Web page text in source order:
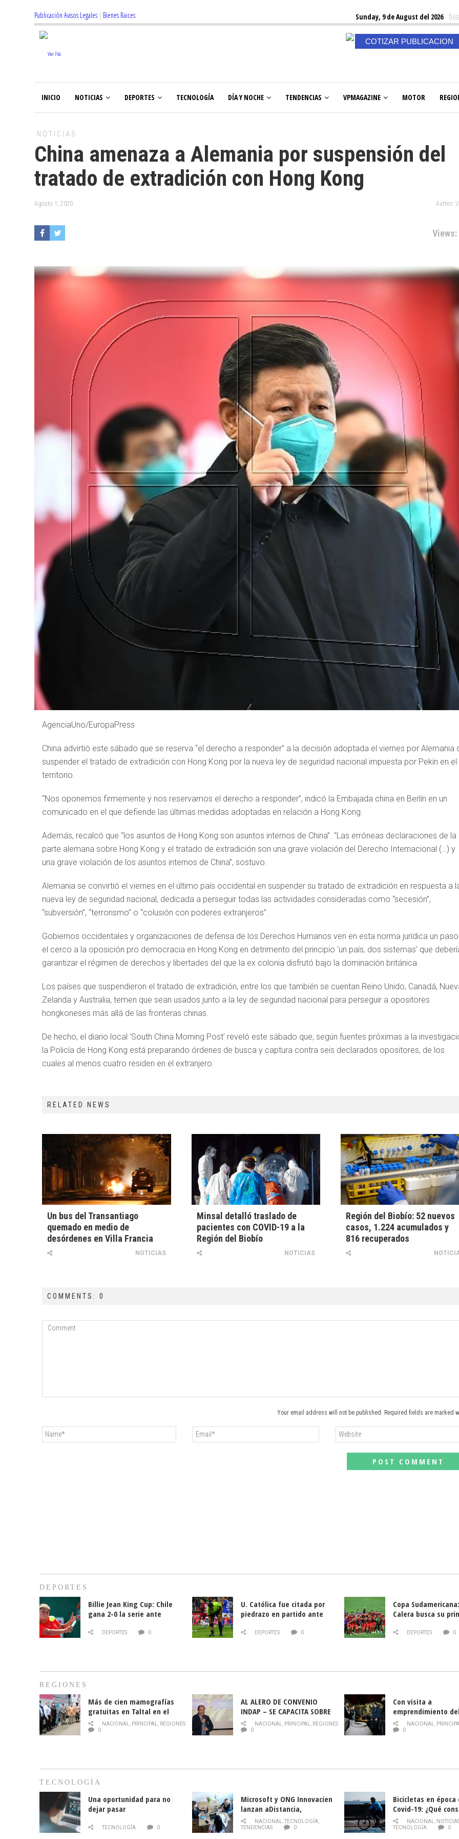
Publicación Avisos Legales | Bienes Raices Sunday, 9 de August del 2026
COTIZAR PUBLICACION
INICIO NOTICIAS DEPORTES TECNOLOGÍA DÍA Y NOCHE TENDENCIAS VPMAGAZINE MOTOR
NOTICIAS
China amenaza a Alemania por suspensión del
tratado de extradición con Hong Kong
Agosto 1, 2020 Author:
Views:
AgenciaUno/EuropaPress
China advirtió este sábado que se reserva “el derecho a responder” a la decisión adoptada el viernes por Alemania
suspender el tratado de extradición con Hong Kong por la nueva ley de seguridad nacional impuesta por Pekín en el
territorio.
“Nos oponemos firmemente y nos reservamos el derecho a responder”, indicó la Embajada china en Berlín en un
comunicado en el que defiende las últimas medidas adoptadas en relación a Hong Kong.
Además, recalcó que “los asuntos de Hong Kong son asuntos internos de China”. “Las erróneas declaraciones de la
parte alemana sobre Hong Kong y el tratado de extradición son una grave violación del Derecho Internacional (…) y
una grave violación de los asuntos internos de China”, sostuvo.
Alemania se convirtió el viernes en el último país occidental en suspender su tratado de extradición en respuesta a
nueva ley de seguridad nacional, dedicada a perseguir todas las actividades consideradas como “secesión”,
“subversión”, “terrorismo” o “colusión con poderes extranjeros”.
Gobiernos occidentales y organizaciones de defensa de los Derechos Humanos ven en esta norma jurídica un
el cerco a la oposición pro democracia en Hong Kong en detrimento del principio ‘un país, dos sistemas’ que
garantizar el régimen de derechos y libertades del que la ex colonia disfrutó bajo la dominación británica.
Los países que suspendieron el tratado de extradición, entre los que también se cuentan Reino Unido, Canadá,
Zelanda y Australia, temen que sean usados junto a la ley de seguridad nacional para perseguir a opositores
hongkoneses más allá de las fronteras chinas.
De hecho, el diario local ‘South China Morning Post’ reveló este sábado que, según fuentes próximas a la
la Policía de Hong Kong está preparando órdenes de busca y captura contra seis declarados opositores, de los
cuales al menos cuatro residen en el extranjero.
RELATED NEWS
Un bus del Transantiago
quemado en medio de
desórdenes en Villa Francia
NOTICIAS
Minsal detalló traslado de
pacientes con COVID-19 a la
Región del Biobío
NOTICIAS
Región del Biobío: 52 nuevos
casos, 1.224 acumulados y
816 recuperados
COMMENTS: 0
Your email address will not be published. Required fields are marked
DEPORTES
Billie Jean King Cup: Chile
gana 2-0 la serie ante
DEPORTES 0
U. Católica fue citada por
piedrazo en partido ante
DEPORTES 0
Copa
Calera busca su
DEPORTES 0
REGIONES
Más de cien mamografías
gratuitas en Taltal en el
mes de la prevención del
cáncer de mama
NACIONAL, PRINCIPAL, REGIONES
0
AL ALERO DE CONVENIO
INDAP – SE CAPACITA SOBRE
PLAGA DROSOPHILA SUZUKII
NACIONAL, PRINCIPAL, REGIONES
0
Con visita a
emprendimiento
y llamado al
historia campesina
NACIONAL,
0
TECNOLOGÍA
Una oportunidad para no
dejar pasar
TECNOLOGÍA 0
Microsoft y ONG Innovacien
lanzan aDistancia,
plataforma con cursos
gratuitos online sobre
NACIONAL,TECNOLOGÍA,
TENDENCIAS
0
Bicicletas en época
Covid-19: ¿Qué
momento de
NACIONAL,
TECNOLOGÍA
0